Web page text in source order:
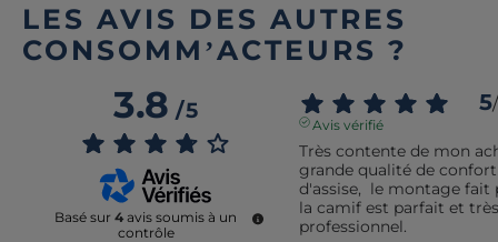
LES AVIS DES AUTRES
CONSOMM’ACTEURS ?
3.8/5
Basé sur 4 avis soumis à un
contrôle
5/
Avis vérifié
Très contente de mon
grande qualité de
d'assise,  le montage fait
la camif est parfait et très
professionnel.